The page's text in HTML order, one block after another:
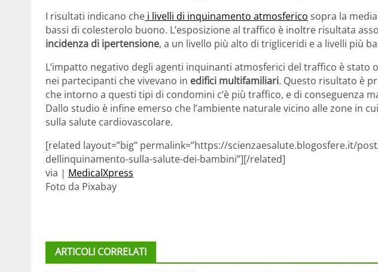
I risultati indicano che i livelli di inquinamento atmosferico sopra la
bassi di colesterolo buono. L’esposizione al traffico è inoltre risultata
incidenza di ipertensione, a un livello più alto di trigliceridi e a livelli più
L’impatto negativo degli agenti inquinanti atmosferici del traffico è stato
nei partecipanti che vivevano in edifici multifamiliari. Questo risultato è
che intorno a questi tipi di condomini c’è più traffico, e di conseguenza
Dallo studio è infine emerso che l’ambiente naturale vicino alle zone in
sulla salute cardiovascolare.
[related layout=”big” permalink=”https://scienzaesalute.blogosfere.it/
dellinquinamento-sulla-salute-dei-bambini”][/related]
via | MedicalXpress
Foto da Pixabay
ARTICOLI CORRELATI